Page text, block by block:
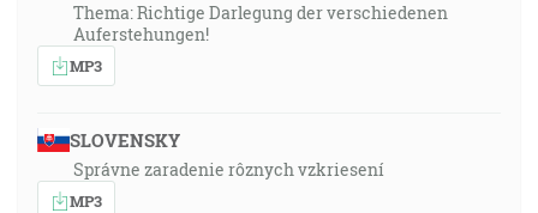
Thema: Richtige Darlegung der verschiedenen
Auferstehungen!
MP3
SLOVENSKY
Správne zaradenie rôznych vzkriesení
MP3